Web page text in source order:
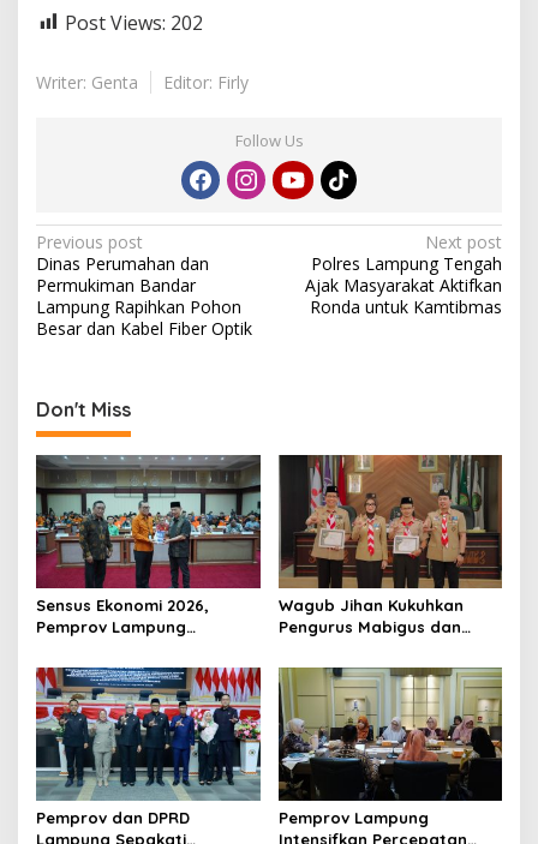
Post Views: 202
Writer: Genta Editor: Firly
Follow Us
P
o
s
a
v
i
g
a
t
i
n
Previous post
Dinas Perumahan dan
Permukiman Bandar
Lampung Rapihkan Pohon
Besar dan Kabel Fiber Optik
Next post
Polres Lampung Tengah
Ajak Masyarakat Aktifkan
Ronda untuk Kamtibmas
Don't Miss
Sensus Ekonomi 2026,
Pemprov Lampung
Akurat untuk Kebijakan
Tepat Sasaran
Wagub Jihan Kukuhkan
Pengurus Mabigus dan
Intan, Dorong Pramuka
Perkuat Karakter Generasi
Muda
Pemprov dan DPRD
Lampung Sepakati
Pemprov Lampung
Intensifkan Percepatan